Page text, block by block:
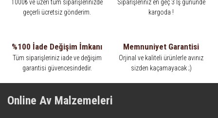
1000₺ ve üzeri tüm siparişlerinizde
geçerli ücretsiz gönderim.
Siparişleriniz en geç 3 İş gününde
kargoda !
%100 İade Değişim İmkanı
Tüm siparişleriniz iade ve değişim
garantisi güvencesindedir.
Memnuniyet Garantisi
Orjinal ve kaliteli ürünlerle avınız
sizden kaçamayacak ;)
Online Av Malzemeleri